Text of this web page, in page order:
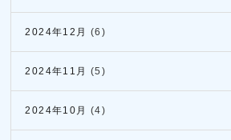
2024年12月 (6)
2024年11月 (5)
2024年10月 (4)